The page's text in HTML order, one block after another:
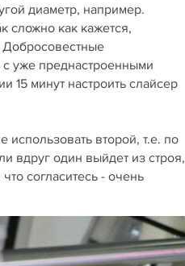
диаметр, например.
сложно как кажется,
Добросовестные
уже преднастроенными
15 минут настроить слайсер
использовать второй, т.е. по
вдруг один выйдет из строя,
согласитесь - очень